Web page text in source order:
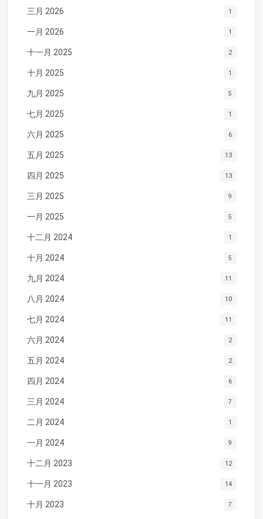
三月 2026 1
一月 2026 1
十一月 2025 2
十月 2025 1
九月 2025 5
七月 2025 1
六月 2025 6
五月 2025 13
四月 2025 13
三月 2025 9
一月 2025 5
十二月 2024 1
十月 2024 5
九月 2024 11
八月 2024 10
七月 2024 11
六月 2024 2
五月 2024 2
四月 2024 6
三月 2024 7
二月 2024 1
一月 2024 9
十二月 2023 12
十一月 2023 14
十月 2023 7